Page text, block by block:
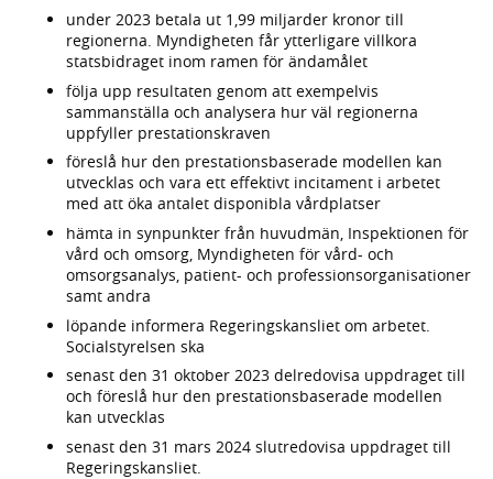
under 2023 betala ut 1,99 miljarder kronor till
regionerna. Myndigheten får ytterligare villkora
statsbidraget inom ramen för ändamålet
följa upp resultaten genom att exempelvis
sammanställa och analysera hur väl regionerna
uppfyller prestationskraven
föreslå hur den prestationsbaserade modellen kan
utvecklas och vara ett effektivt incitament i arbetet
med att öka antalet disponibla vårdplatser
hämta in synpunkter från huvudmän, Inspektionen för
vård och omsorg, Myndigheten för vård- och
omsorgsanalys, patient- och professionsorganisationer
samt andra
löpande informera Regeringskansliet om arbetet.
Socialstyrelsen ska
senast den 31 oktober 2023 delredovisa uppdraget till
och föreslå hur den prestationsbaserade modellen
kan utvecklas
senast den 31 mars 2024 slutredovisa uppdraget till
Regeringskansliet.